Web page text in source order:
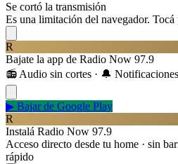
Se cortó la transmisión
Es una limitación del navegador. Tocá
R
Bajate la app de Radio Now 97.9
📻 Audio sin cortes · 🔔
▶ Bajar de Google Play
R
Instalá Radio Now 97.9
Acceso directo desde tu home · sin
rápido